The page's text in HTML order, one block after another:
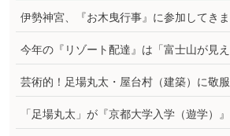
伊勢神宮、『お木曳行事』に参加してきま
今年の『リゾート配達』は「富士山が見
芸術的！足場丸太・屋台村（建築）に敬
「足場丸太」が『京都大学入学（遊学